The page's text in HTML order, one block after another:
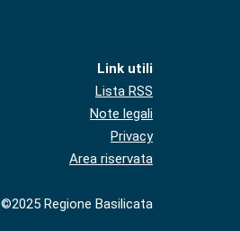
Link utili
Lista RSS
Note legali
Privacy
Area riservata
©2025 Regione Basilicata